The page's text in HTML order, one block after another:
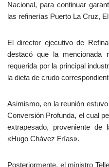
Nacional, para continuar
las refinerías Puerto La Cruz,
El director ejecutivo de
destacó que la mencionada
requerida por la principal
la dieta de crudo
Asimismo, en la reunión
Conversión Profunda, el cual
extrapesado, proveniente
«Hugo Chávez Frías».
Posteriormente, el ministro